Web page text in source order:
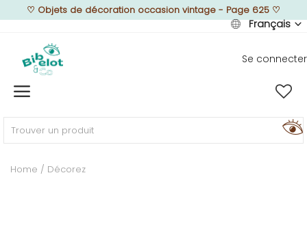
♡ Objets de décoration occasion vintage - Page 625 ♡
Français
Se connecter
Home
MEUBLEZ
Home Décorez